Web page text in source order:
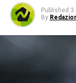
Published 3
By